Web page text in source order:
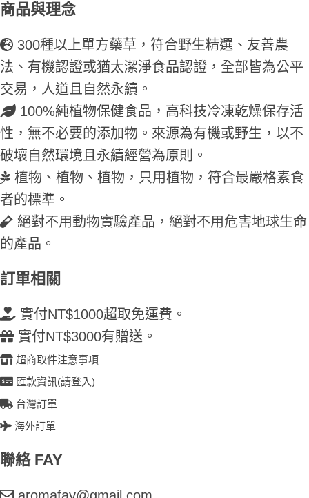
商品與理念
300種以上單方藥草，符合野生精選、友善農
法、有機認證或猶太潔淨食品認證，全部皆為公平
交易，人道且自然永續。
100%純植物保健食品，高科技冷凍乾燥保存活
性，無不必要的添加物。來源為有機或野生，以不
破壞自然環境且永續經營為原則。
植物、植物、植物，只用植物，符合最嚴格素食
者的標準。
絕對不用動物實驗產品，絕對不用危害地球生命
的產品。
訂單相關
實付NT$1000超取免運費。
實付NT$3000有贈送。
超商取件注意事項
匯款資訊(請登入)
台灣訂單
海外訂單
聯絡 FAY